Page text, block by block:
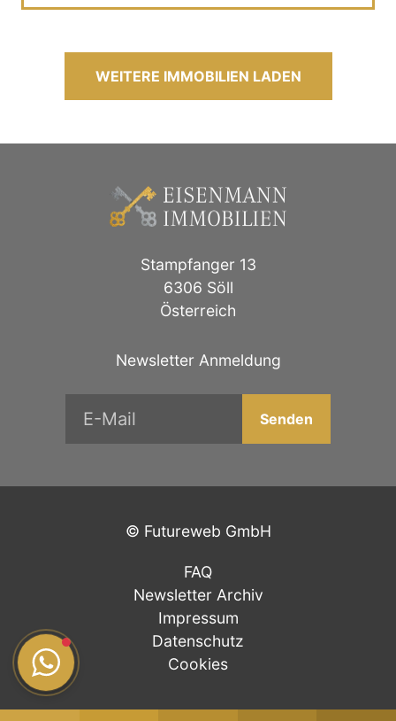
WEITERE IMMOBILIEN LADEN
Stampfanger 13
6306 Söll
Österreich
Newsletter Anmeldung
© Futureweb GmbH
FAQ
Newsletter Archiv
Impressum
Datenschutz
Cookies